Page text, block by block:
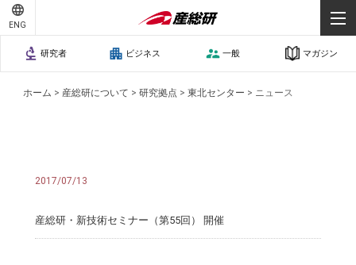
ENG
研究者 ビジネス 一般 マガジン
ホーム > 産総研について >研究拠点 >東北センター > ニュース
2017/07/13
産総研・新技術セミナー（第55回） 開催